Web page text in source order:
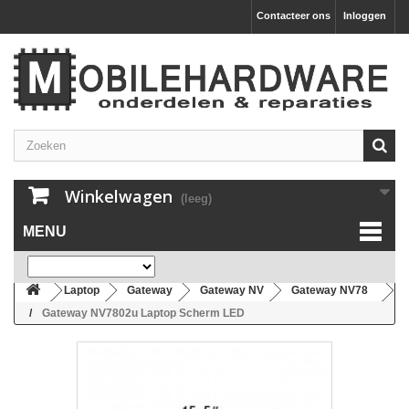
Inloggen
Contacteer ons
Winkelwagen (leeg)
MENU
Laptop Gateway Gateway NV
Gateway NV78
Gateway NV7802u Laptop Scherm LED